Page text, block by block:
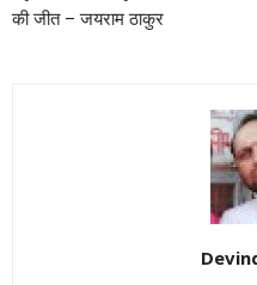
की जीत – जयराम ठाकुर